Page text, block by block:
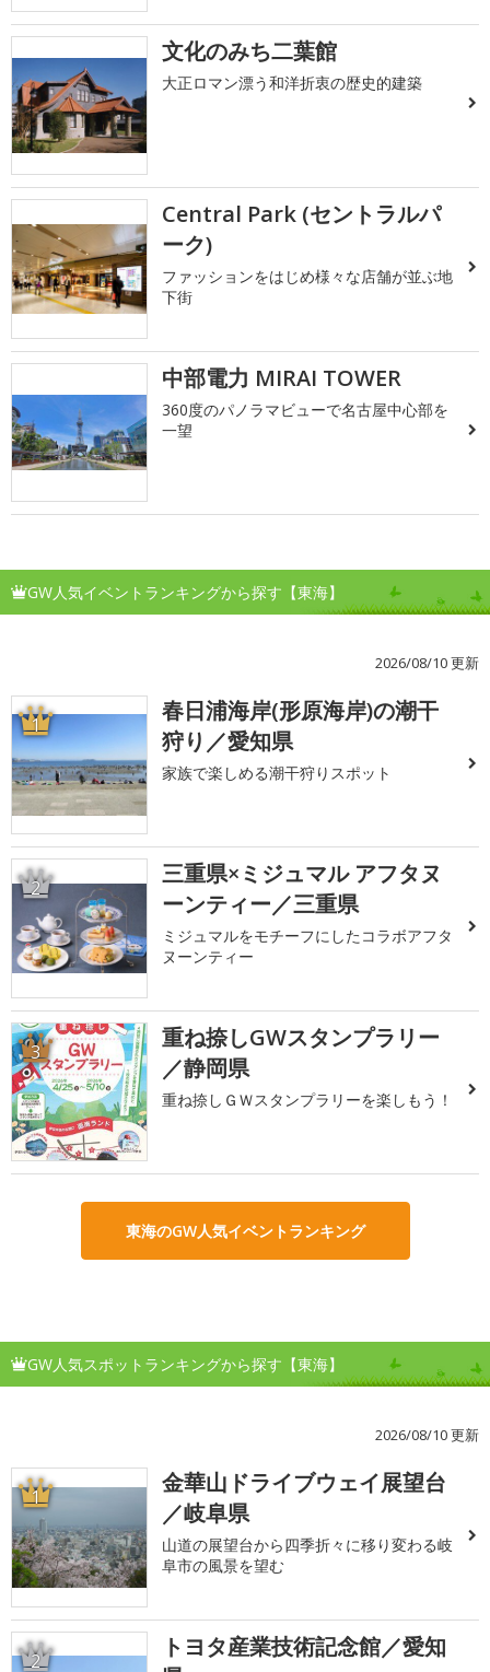
文化のみち二葉館
大正ロマン漂う和洋折衷の歴史的建築
Central Park (セントラルパ
ーク)
ファッションをはじめ様々な店舗が並ぶ地
下街
中部電力 MIRAI TOWER
360度のパノラマビューで名古屋中心部を
一望
GW人気イベントランキングから探す【東海】
2026/08/10 更新
1
春日浦海岸(形原海岸)の潮干
狩り／愛知県
家族で楽しめる潮干狩りスポット
2
三重県×ミジュマル アフタヌ
ーンティー／三重県
ミジュマルをモチーフにしたコラボアフタ
ヌーンティー
3
重ね捺しGWスタンプラリー
／静岡県
重ね捺しＧＷスタンプラリーを楽しもう！
東海のGW人気イベントランキング
GW人気スポットランキングから探す【東海】
2026/08/10 更新
1
金華山ドライブウェイ展望台
／岐阜県
山道の展望台から四季折々に移り変わる岐
阜市の風景を望む
2
トヨタ産業技術記念館／愛知